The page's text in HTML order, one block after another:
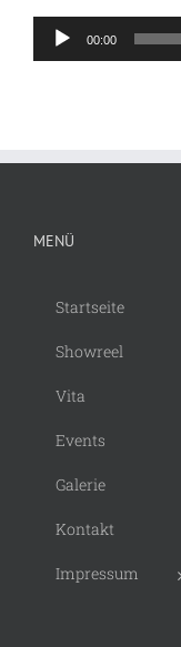
Audio-
Player
00:00
MENÜ
Startseite
Showreel
Vita
Events
Galerie
Kontakt
Impressum